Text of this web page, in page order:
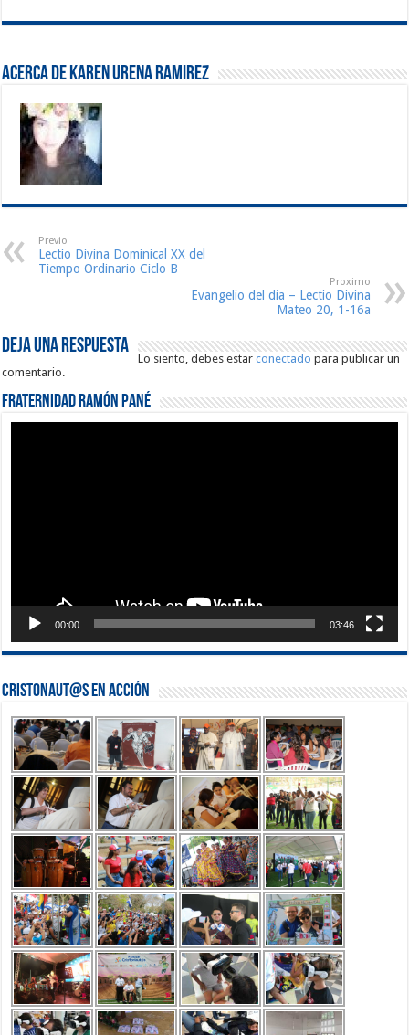
Acerca de Karen Urena Ramirez
Previo
Lectio Divina Dominical XX del
Tiempo Ordinario Ciclo B
Proximo
Evangelio del día – Lectio Divina
Mateo 20, 1-16a
Deja una respuesta
Lo siento, debes estarconectado para publicar un
comentario.
Fraternidad Ramón Pané
00:00 03:46
Cristonaut@s en Acción